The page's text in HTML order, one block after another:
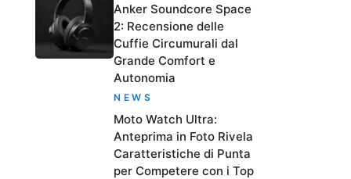
Anker Soundcore Space
2: Recensione delle
Cuffie Circumurali dal
Grande Comfort e
Autonomia
NEWS
Moto Watch Ultra:
Anteprima in Foto Rivela
Caratteristiche di Punta
per Competere con i Top